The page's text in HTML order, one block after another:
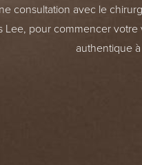
consultation avec le
Lee, pour commencer
authentique